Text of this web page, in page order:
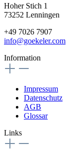
Hoher Stich 1
73252 Lenningen
+49 7026 7907
info@goekeler.com
Information
Impressum
Datenschutz
AGB
Glossar
Links